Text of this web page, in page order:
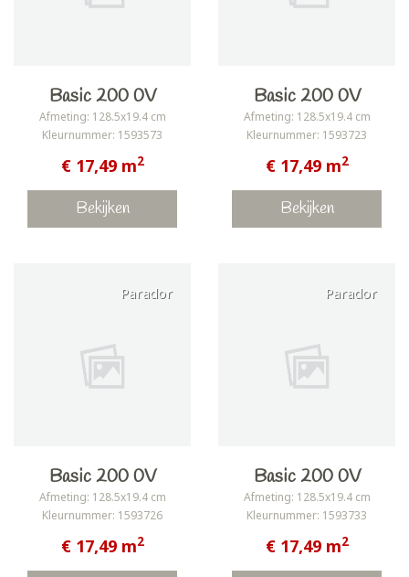
Basic 200 0V
Afmeting: 128.5x19.4 cm
Kleurnummer: 1593573
€ 17,49 m2
Bekijken
Basic 200 0V
Afmeting: 128.5x19.4 cm
Kleurnummer: 1593723
€ 17,49 m2
Bekijken
Parador
Basic 200 0V
Afmeting: 128.5x19.4 cm
Kleurnummer: 1593726
€ 17,49 m2
Parador
Basic 200 0V
Afmeting: 128.5x19.4 cm
Kleurnummer: 1593733
€ 17,49 m2